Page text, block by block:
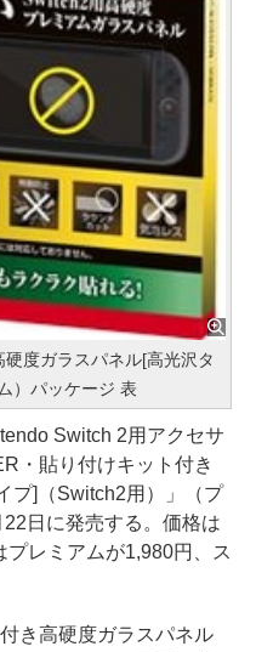
硬度ガラスパネル[高光沢タ
）パッケージ 表
Switch 2用アクセサ
・貼り付けキット付き
プ]（Switch2用）」（プ
日に発売する。価格は
レミアムが1,980円、ス
き高硬度ガラスパネル